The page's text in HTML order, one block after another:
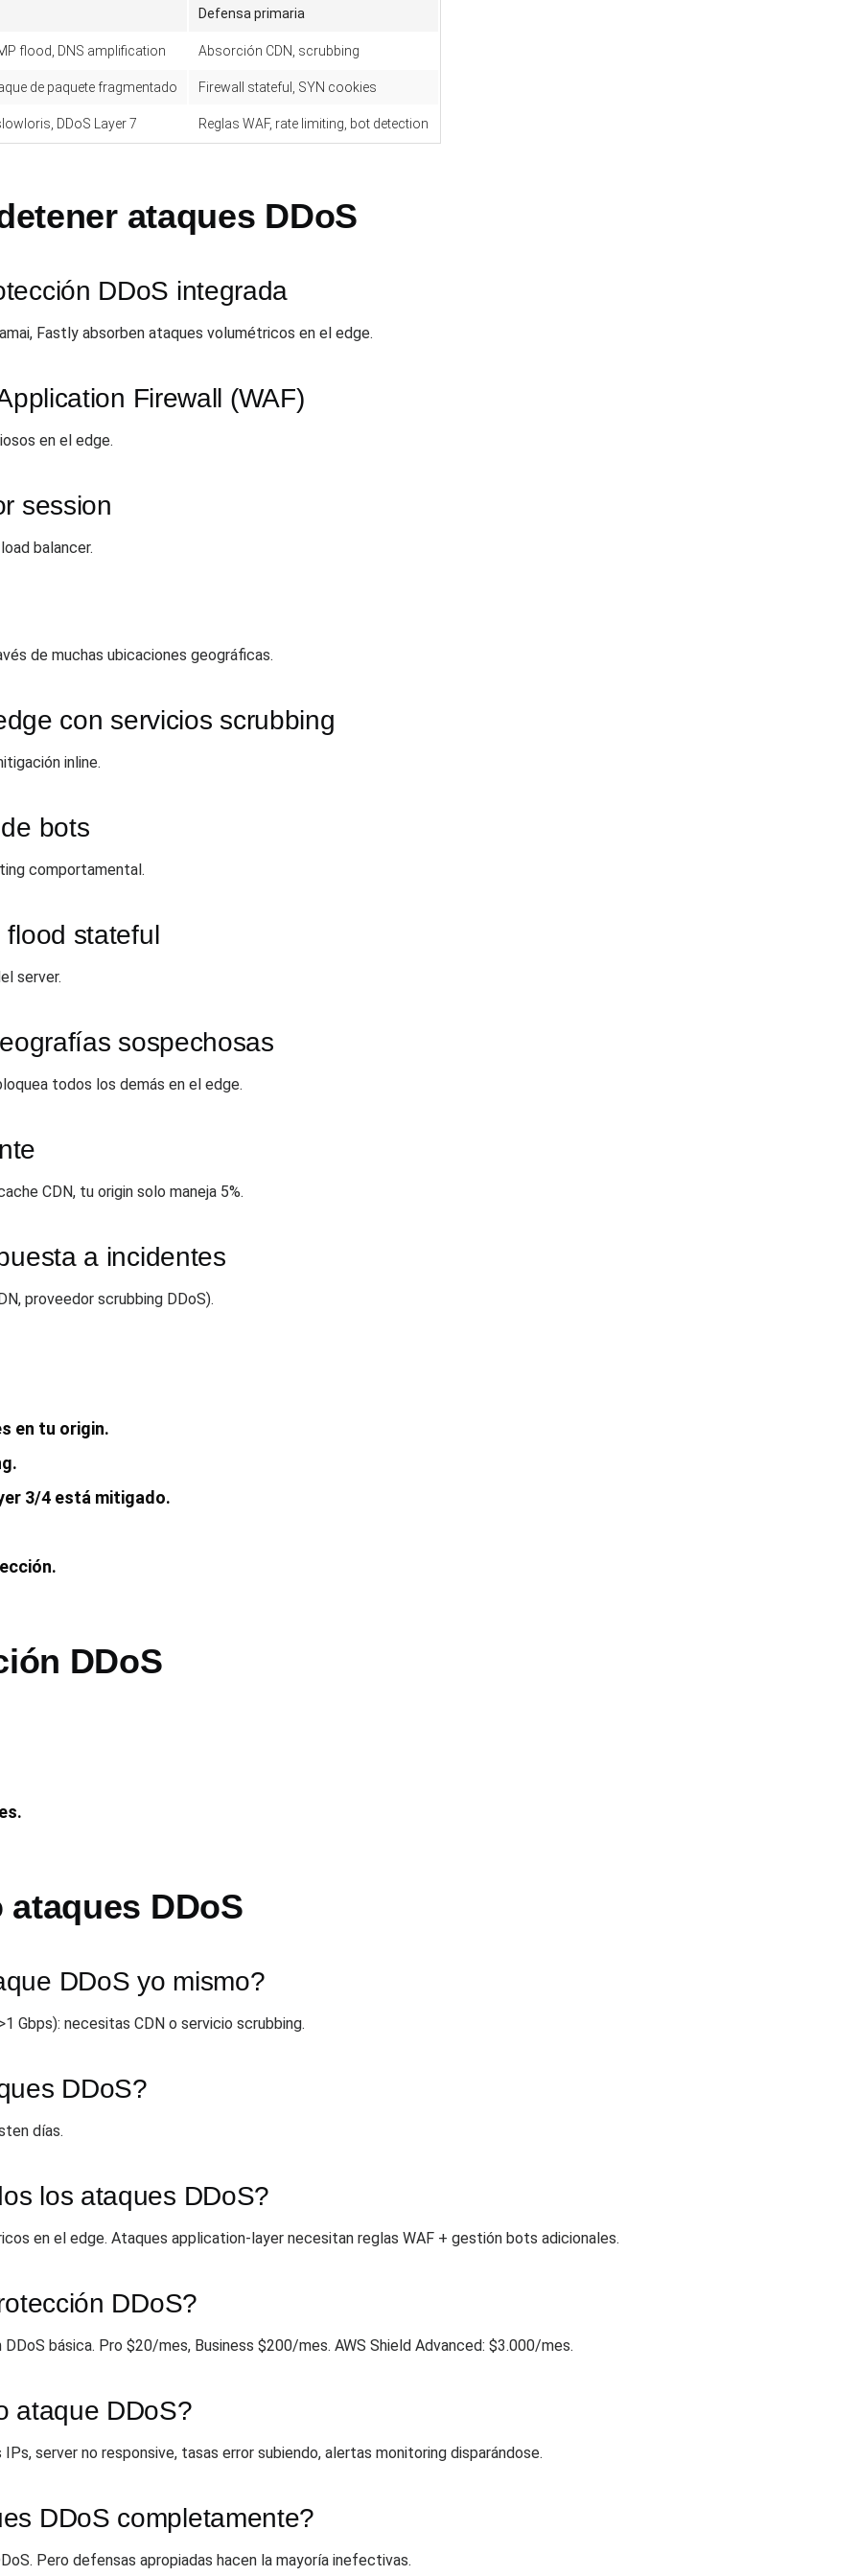
Defensa primaria
flood, DNS amplification Absorción CDN, scrubbing
de paquete fragmentado Firewall stateful, SYN cookies
DDoS Layer 7 Reglas WAF, rate limiting, bot detection
ataques DDoS
DDoS integrada
Fastly absorben ataques volumétricos en el edge.
Firewall (WAF)
en el edge.
session
balancer.
de muchas ubicaciones geográficas.
con servicios scrubbing
inline.
bots
comportamental.
stateful
server.
sospechosas
todos los demás en el edge.
CDN, tu origin solo maneja 5%.
a incidentes
proveedor scrubbing DDoS).
en tu origin.
3/4 está mitigado.
DDoS
DDoS
DDoS yo mismo?
Gbps): necesitas CDN o servicio scrubbing.
DDoS?
días.
los ataques DDoS?
en el edge. Ataques application-layer necesitan reglas WAF + gestión bots adicionales.
DDoS?
básica. Pro $20/mes, Business $200/mes. AWS Shield Advanced: $3.000/mes.
ataque DDoS?
server no responsive, tasas error subiendo, alertas monitoring disparándose.
DDoS completamente?
Pero defensas apropiadas hacen la mayoría inefectivas.